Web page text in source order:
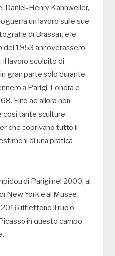
Daniel-Henry Kahnweiler,
un lavoro sulle sue
di Brassaï, e le
del 1953 annoverassero
il lavoro scolpito di
gran parte solo durante
a Parigi, Londra e
Fino ad allora non
così tante sculture
che coprivano tutto il
di una pratica
di Parigi nel 2000, al
New York e al Musée
riflettono il ruolo
in questo campo